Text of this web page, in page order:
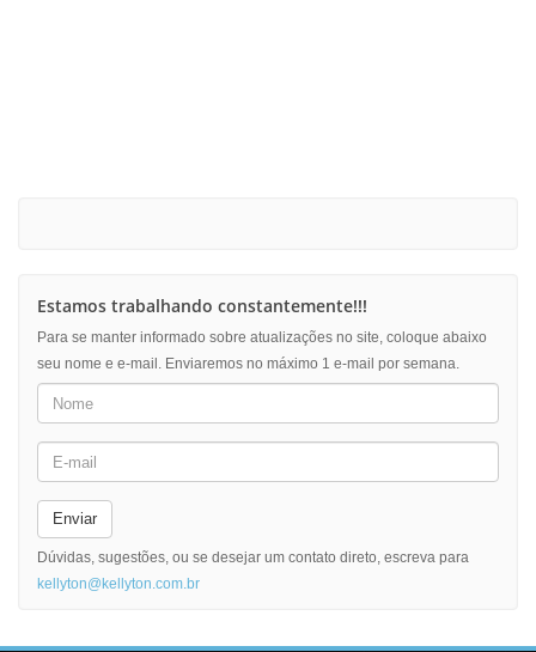
Estamos trabalhando constantemente!!!
Para se manter informado sobre atualizações no site, coloque abaixo
seu nome e e-mail. Enviaremos no máximo 1 e-mail por semana.
Enviar
Dúvidas, sugestões, ou se desejar um contato direto, escreva para
kellyton@kellyton.com.br